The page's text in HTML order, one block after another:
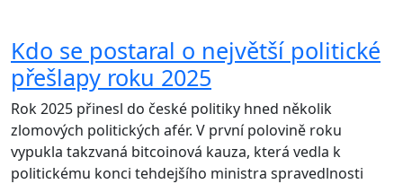
Kdo se postaral o největší politické
přešlapy roku 2025
Rok 2025 přinesl do české politiky hned několik
zlomových politických afér. V první polovině roku
vypukla takzvaná bitcoinová kauza, která vedla k
politickému konci tehdejšího ministra spravedlnosti